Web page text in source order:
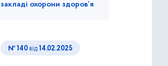
закладі охорони здоров’я
№ 140 від 14.02.2025